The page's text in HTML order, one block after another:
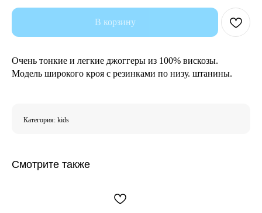
В корзину
Очень тонкие и легкие джоггеры из 100% вискозы.
Модель широкого кроя с резинками по низу. штанины.
Категория: kids
Смотрите также